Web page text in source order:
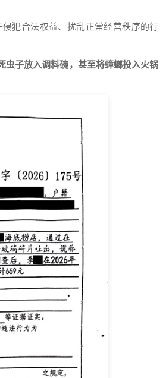
犯合法权益、扰乱正常经营秩序的行
虫子放入调料碗，甚至将蟑螂投入火锅